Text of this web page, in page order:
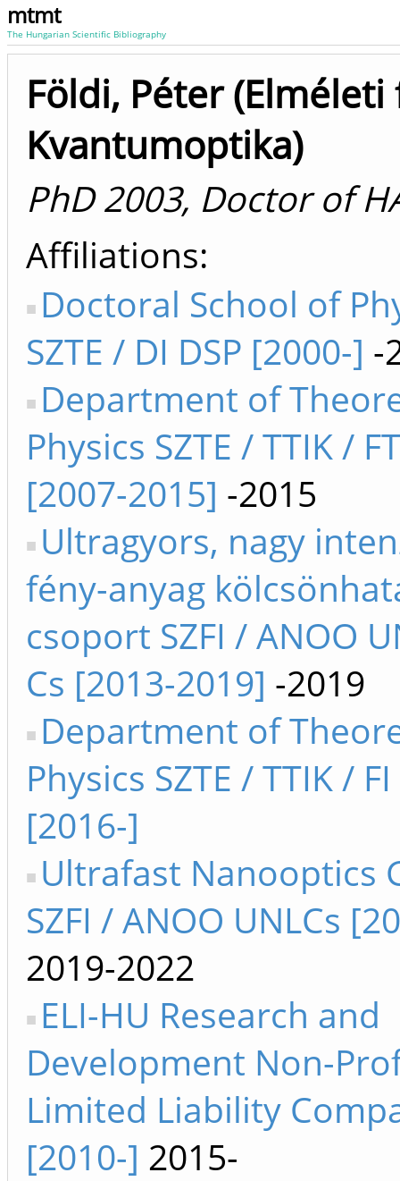
mtmt
The Hungarian Scientific Bibliography
Földi, Péter (Elméleti
Kvantumoptika)
PhD 2003, Doctor of
Affiliations
Doctoral School of
SZTE / DI DSP [2000-] -
Department of
Physics SZTE / TTIK /
[2007-2015] -2015
Ultragyors, nagy
fény-anyag
csoport SZFI / ANOO
Cs [2013-2019] -2019
Department of
Physics SZTE / TTIK / FI
[2016-]
Ultrafast Nanooptics
SZFI / ANOO UNLCs
2019-2022
ELI-HU Research and
Development Non-
Limited Liability
[2010-] 2015-